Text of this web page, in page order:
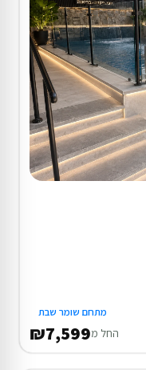
מתחם שומר שבת
החל מ₪7,599